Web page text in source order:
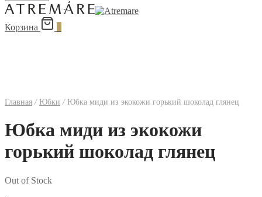
Корзина
Главная / Юбки /Юбка миди из экокожи горький шоколад глянец
Юбка миди из экокожи
горький шоколад глянец
Out of Stock